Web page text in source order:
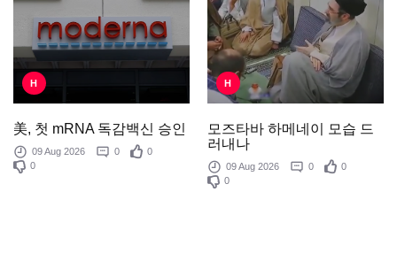
H
美, 첫 mRNA 독감백신 승인
09 Aug 2026 0
0
0
H
모즈타바 하메네이 모습 드
러내나
09 Aug 2026 0
0
0